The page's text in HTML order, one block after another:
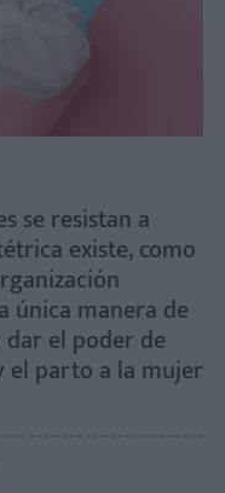
se resistan a
existe, como
única manera de
el poder de
el parto a la mujer